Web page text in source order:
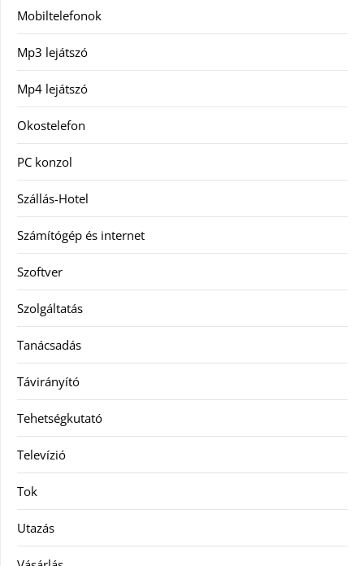
Mobiltelefonok
Mp3 lejátszó
Mp4 lejátszó
Okostelefon
PC konzol
Szállás-Hotel
Számítógép és internet
Szoftver
Szolgáltatás
Tanácsadás
Távirányító
Tehetségkutató
Televízió
Tok
Utazás